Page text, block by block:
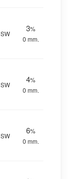
SW
3%
0 mm.
SW
4%
0 mm.
SW
6%
0 mm.